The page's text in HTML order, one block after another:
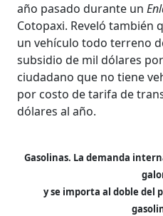
año pasado durante un
Cotopaxi. Reveló también
un vehículo todo terreno
subsidio de mil dólares
ciudadano que no tiene
por costo de tarifa de
dólares al año.
Gasolinas. La demanda
y se importa al doble del